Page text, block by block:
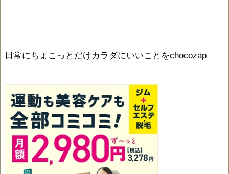
日常にちょこっとだけカラダにいいことをchocozap